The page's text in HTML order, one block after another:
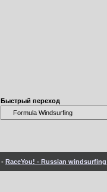
Быстрый переход
- RaceYou! - Russian